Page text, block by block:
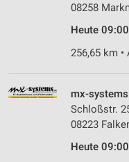
08258
Heute
256,65 km
mx-
Schloßstr.
08223
Heute